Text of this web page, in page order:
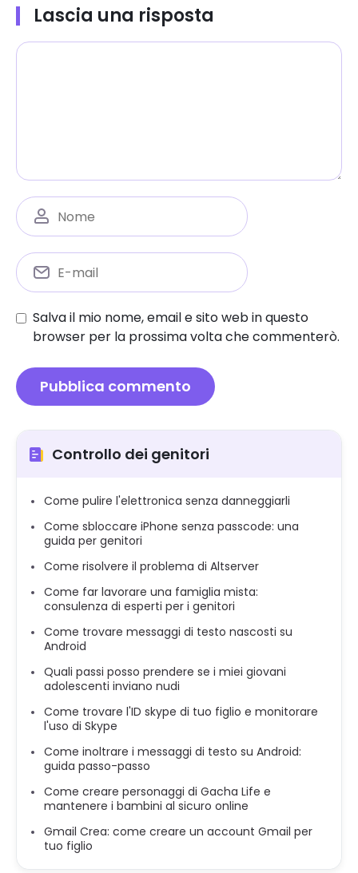
Lascia una risposta
Salva il mio nome, email e sito web in questo
browser per la prossima volta che commenterò.
Controllo dei genitori
Come pulire l'elettronica senza danneggiarli
Come sbloccare iPhone senza passcode: una
guida per genitori
Come risolvere il problema di Altserver
Come far lavorare una famiglia mista:
consulenza di esperti per i genitori
Come trovare messaggi di testo nascosti su
Android
Quali passi posso prendere se i miei giovani
adolescenti inviano nudi
Come trovare l'ID skype di tuo figlio e monitorare
l'uso di Skype
Come inoltrare i messaggi di testo su Android:
guida passo-passo
Come creare personaggi di Gacha Life e
mantenere i bambini al sicuro online
Gmail Crea: come creare un account Gmail per
tuo figlio